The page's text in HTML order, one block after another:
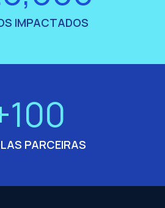
IMPACTADOS
PARCEIRAS